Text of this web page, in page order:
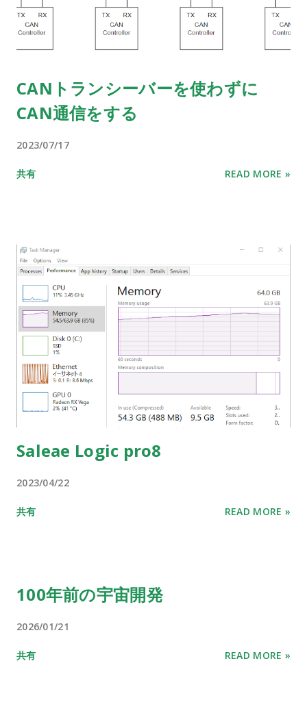
CANトランシーバーを使わずに
CAN通信をする
2023/07/17
共有 READ MORE »
Saleae Logic pro8
2023/04/22
共有 READ MORE »
100年前の宇宙開発
2026/01/21
共有 READ MORE »